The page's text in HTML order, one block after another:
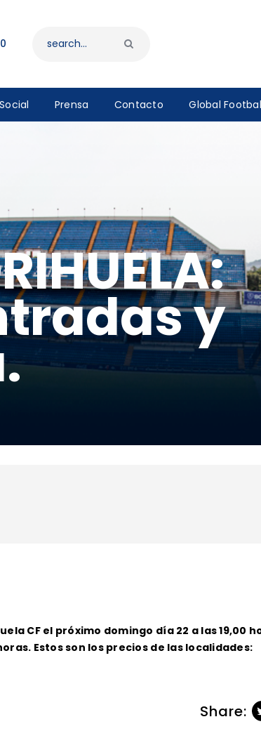
Social Prensa Contacto Global
y
CF el próximo domingo día 22 a las 19,00
Estos son los precios de las localidades:
Share: